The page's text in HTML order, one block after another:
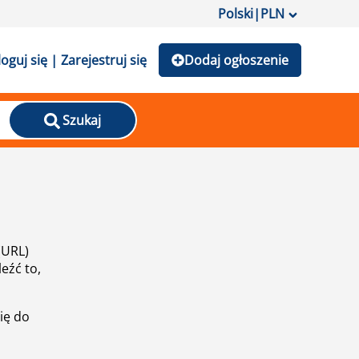
Polski|PLN
się | Zarejestruj się Dodaj ogłoszenie
Szukaj
to,
do